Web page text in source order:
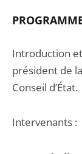
Introduction
président de
Conseil d’État.